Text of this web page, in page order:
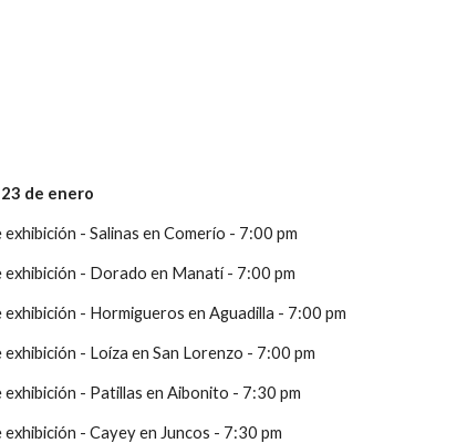
de enero
exhibición - Salinas en Comerío - 7:00 pm
exhibición - Dorado en Manatí - 7:00 pm
exhibición - Hormigueros en Aguadilla - 7:00 pm
exhibición - Loíza en San Lorenzo - 7:00 pm
exhibición - Patillas en Aibonito - 7:30 pm
exhibición - Cayey en Juncos - 7:30 pm